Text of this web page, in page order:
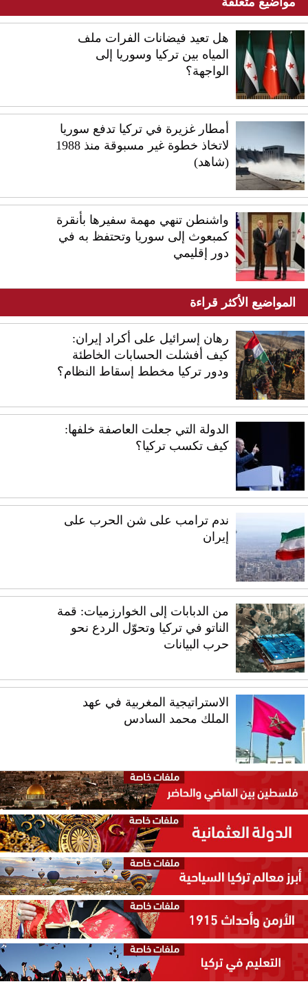
هل تعيد فيضانات الفرات ملف
المياه بين تركيا وسوريا إلى
الواجهة؟
أمطار غزيرة في تركيا تدفع سوريا
لاتخاذ خطوة غير مسبوقة منذ 1988
(شاهد)
واشنطن تنهي مهمة سفيرها بأنقرة
كمبعوث إلى سوريا وتحتفظ به في
دور إقليمي
المواضيع الأكثر قراءة
رهان إسرائيل على أكراد إيران:
كيف أفشلت الحسابات الخاطئة
ودور تركيا مخطط إسقاط النظام؟
الدولة التي جعلت العاصفة خلفها:
كيف تكسب تركيا؟
ندم ترامب على شن الحرب على
إيران
من الدبابات إلى الخوارزميات: قمة
الناتو في تركيا وتحوّل الردع نحو
حرب البيانات
الاستراتيجية المغربية في عهد
الملك محمد السادس